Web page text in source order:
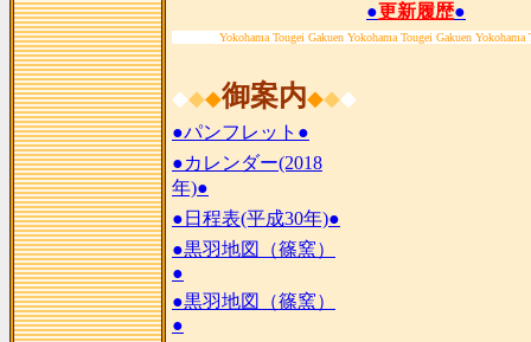
●更新履歴●
Yokohama Tougei Gakuen Yokohama Tougei Gakuen
◆◆◆御案内◆◆◆
●パンフレット●
●カレンダー(2018
年)●
●日程表(平成30年)●
●黒羽地図（篠窯）
●
●黒羽地図（篠窯）
●